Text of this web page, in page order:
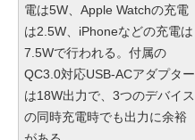
電は5W、Apple Watchの充電
は2.5W、iPhoneなどの充電は
7.5Wで行われる。付属の
QC3.0対応USB-ACアダプター
は18W出力で、3つのデバイス
の同時充電時でも出力に余裕